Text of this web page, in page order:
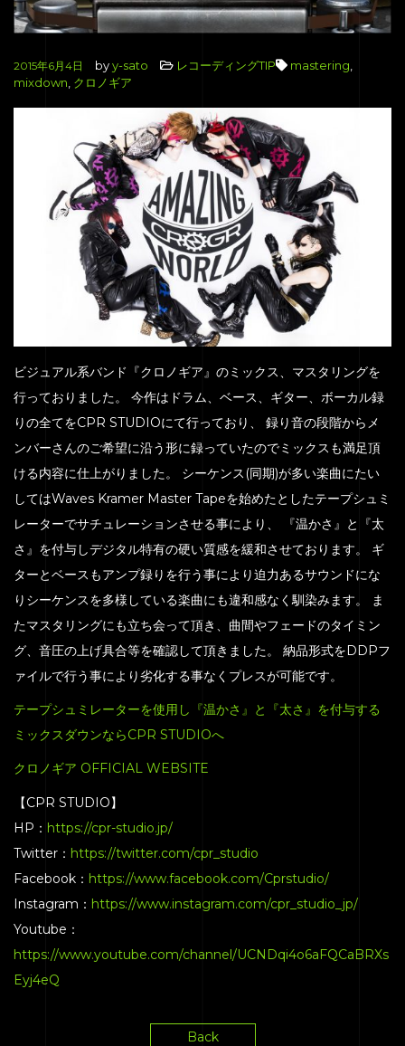
EQUIPMENT
PRICE
CONTACT
2015年6月4日 byy-sato レコーディングTIP mastering
mixdown クロノギア
ビジュアル系バンド『クロノギア』のミックス、マスタリングを
行っておりました。 今作はドラム、ベース、ギター、ボーカル録
りの全てをCPR STUDIOにて行っており、 録り音の段階からメ
ンバーさんのご希望に沿う形に録っていたのでミックスも満足頂
ける内容に仕上がりました。 シーケンス(同期)が多い楽曲にたい
してはWaves Kramer Master Tapeを始めたとしたテープシュミ
レーターでサチュレーションさせる事により、 『温かさ』と『太
さ』を付与しデジタル特有の硬い質感を緩和させております。 ギ
ターとベースもアンプ録りを行う事により迫力あるサウンドにな
りシーケンスを多様している楽曲にも違和感なく馴染みます。 ま
たマスタリングにも立ち会って頂き、曲間やフェードのタイミン
グ、音圧の上げ具合等を確認して頂きました。 納品形式をDDPフ
ァイルで行う事により劣化する事なくプレスが可能です。
テープシュミレーターを使用し『温かさ』と『太さ』を付与する
ミックスダウンならCPR STUDIOへ
クロノギア OFFICIAL WEBSITE
【CPR STUDIO】
HP： https://cpr-studio.jp/
Twitter： https://twitter.com/cpr_studio
Facebook： https://www.facebook.com/Cprstudio/
Instagram： https://www.instagram.com/cpr_studio_jp/
Youtube：
https://www.youtube.com/channel/UCNDqi4o6aFQCaBRXs
Eyj4eQ
Back